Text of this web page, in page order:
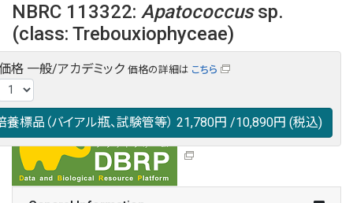
NBRC 113322: Apatococcussp.
(class: Trebouxiophyceae)
NBRC 113322の情報や関連データは以下のバナー(DBRP)か
らご覧ください。
日本語での検索も可能です。
格 一般/アカデミック 価格の詳細は こちら
養標品（バイアル瓶、試験管等） 21,780円 /10,890円 (税込)